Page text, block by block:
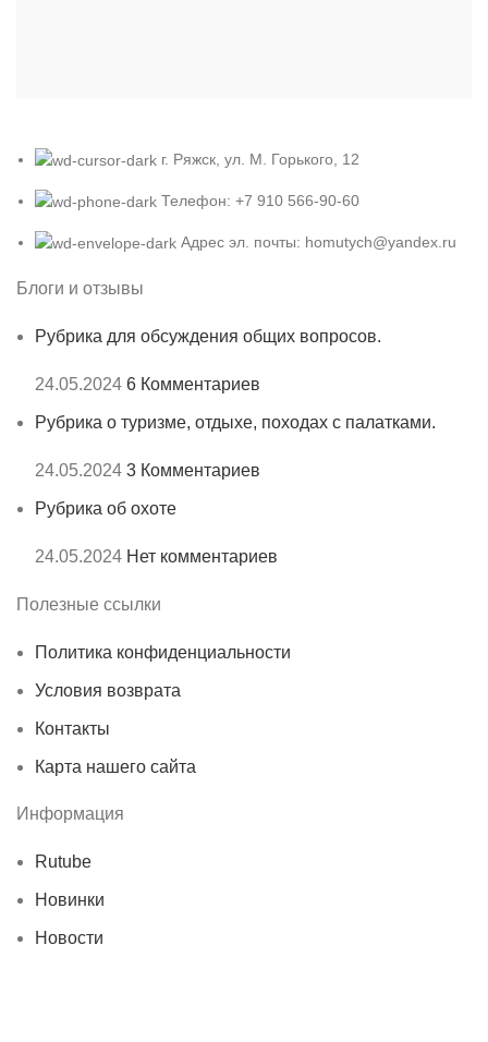
г. Ряжск, ул. М. Горького, 12
Телефон: +7 910 566-90-60
Адрес эл. почты: homutych@yandex.ru
Блоги и отзывы
Рубрика для обсуждения общих вопросов.
24.05.2024 6 Комментариев
Рубрика о туризме, отдыхе, походах с палатками.
24.05.2024 3 Комментариев
Рубрика об охоте
24.05.2024 Нет комментариев
Полезные ссылки
Политика конфиденциальности
Условия возврата
Контакты
Карта нашего сайта
Информация
Rutube
Новинки
Новости